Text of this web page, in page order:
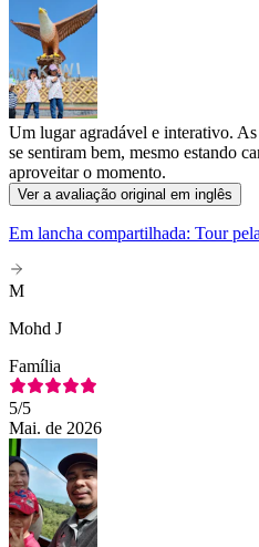
Um lugar agradável e interativo.
se sentiram bem, mesmo estando
aproveitar o momento.
Ver a avaliação original em inglês
Em lancha compartilhada: Tour
M
Mohd J
Família
5/5
Mai. de 2026